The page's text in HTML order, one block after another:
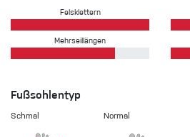
Felsklettern
Mehrseillängen
Fußsohlentyp
Schmal Normal